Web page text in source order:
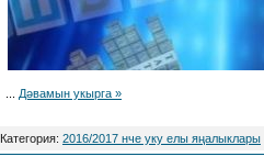
Дәвамын укырга »
Категория: 2016/2017 нче уку елы яңалыклары